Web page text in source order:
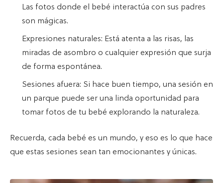
Las fotos donde el bebé interactúa con sus padres
son mágicas.
Expresiones naturales: Está atenta a las risas, las
miradas de asombro o cualquier expresión que surja
de forma espontánea.
Sesiones afuera: Si hace buen tiempo, una sesión en
un parque puede ser una linda oportunidad para
tomar fotos de tu bebé explorando la naturaleza.
Recuerda, cada bebé es un mundo, y eso es lo que hace
que estas sesiones sean tan emocionantes y únicas.